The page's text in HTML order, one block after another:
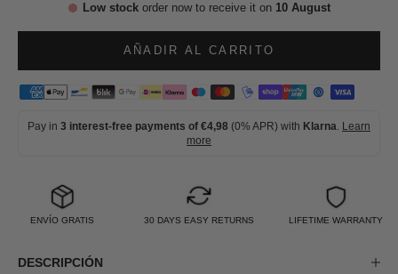
Low stockorder now to receive it on 10 August
AÑADIR AL CARRITO
Pay in 3 interest-free payments of €4,98 (0% APR) with Klarna. Learn
more
ENVÍO GRATIS 30 DAYS EASY RETURNS LIFETIME WARRANTY
DESCRIPCIÓN